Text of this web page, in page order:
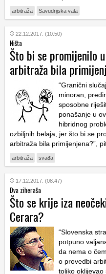
arbitraža Savudrijska vala
22.12.2017. (10:50)
Ništa
Što bi se promijenilo
arbitraža bila
“Granični
minoran,
sposobne
ponašanje u
hibridnog
ozbiljnih belaja, jer što bi se
arbitraža bila primijenjena?”,
arbitraža svađa
17.12.2017. (08:47)
Dva ziheraša
Što se krije iza
Cerara?
“Slovenska
potpuno
da nema o
o provedbi
toliko